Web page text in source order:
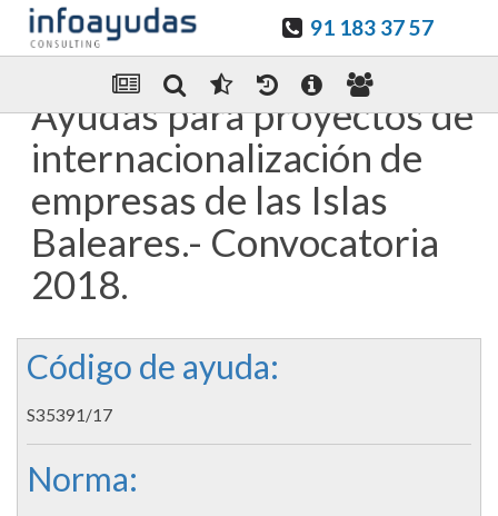
91 183 37 57
Enviar Por email
Ayudas para proyectos de
internacionalización de
empresas de las Islas
Baleares.- Convocatoria
2018.
Código de ayuda:
S35391/17
Norma: